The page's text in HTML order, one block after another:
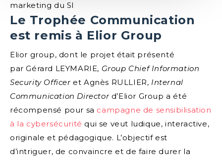
marketing du SI
Le Trophée Communication
est remis à Elior Group
Elior group, dont le projet était présenté
par Gérard LEYMARIE, Group Chief Information
Security Officeret Agnès RULLIER, Internal
Communication Directord’Elior Group a été
récompensé pour sa campagne de sensibilisation
à la cybersécurité qui se veut ludique, interactive,
originale et pédagogique. L’objectif est
d’intriguer, de convaincre et de faire durer la